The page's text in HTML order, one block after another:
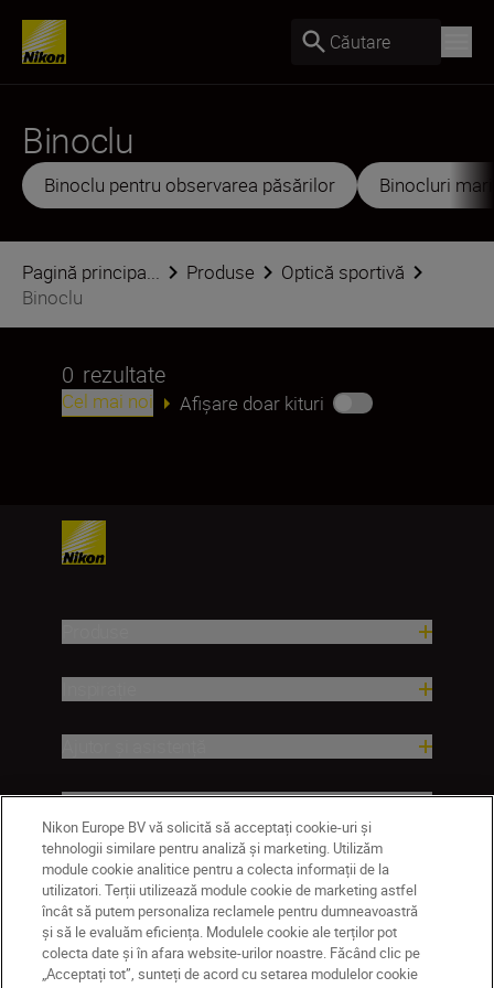
Căutare
Binoclu
Binoclu pentru observarea păsărilor Binocluri
Pagină principa... Produse
Optică sportivă
Binoclu
0 rezultate
Cel mai noi Afișare doar kituri
Companie
Nikon Europe BV vă solicită să acceptați cookie-uri și
tehnologii similare pentru analiză și marketing. Utilizăm
module cookie analitice pentru a colecta informații de la
utilizatori. Terții utilizează module cookie de marketing astfel
încât să putem personaliza reclamele pentru dumneavoastră
și să le evaluăm eficiența. Modulele cookie ale terților pot
colecta date și în afara website-urilor noastre. Făcând clic pe
„Acceptați tot”, sunteți de acord cu setarea modulelor cookie